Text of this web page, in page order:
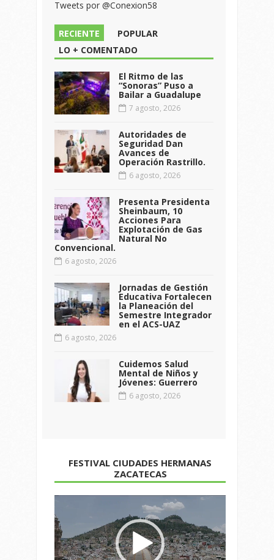
Tweets por @Conexion58
RECIENTE
POPULAR
LO + COMENTADO
El Ritmo de las
“Sonoras” Puso a
Bailar a Guadalupe
7 agosto, 2026
Autoridades de
Seguridad Dan
Avances de
Operación Rastrillo.
6 agosto, 2026
Presenta Presidenta
Sheinbaum, 10
Acciones Para
Explotación de Gas
Natural No
Convencional.
6 agosto, 2026
Jornadas de Gestión
Educativa Fortalecen
la Planeación del
Semestre Integrador
en el ACS-UAZ
6 agosto, 2026
Cuidemos Salud
Mental de Niños y
Jóvenes: Guerrero
6 agosto, 2026
FESTIVAL CIUDADES HERMANAS
ZACATECAS
de
vídeo